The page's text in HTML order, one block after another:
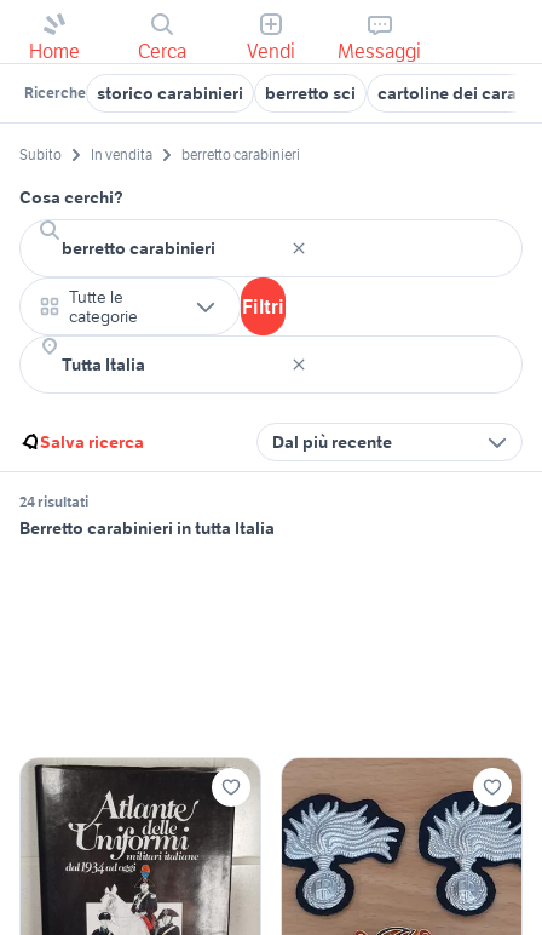
Home Cerca Vendi Messaggi
Ricerche storico carabinieri berretto sci cartoline dei
Subito In vendita berretto carabinieri
Cosa cerchi?
Tutte le
categorie
Filtri
Salva ricerca Dal più recente
24 risultati
Berretto carabinieri in tutta Italia